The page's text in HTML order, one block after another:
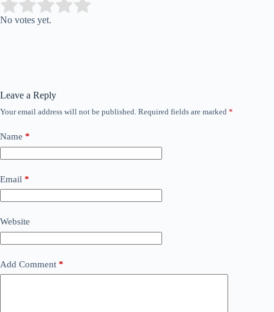
Rate this item:
No votes yet.
Leave a Reply
Your email address will not be published. Required fields are marked *
Name *
Email *
Website
Add Comment *